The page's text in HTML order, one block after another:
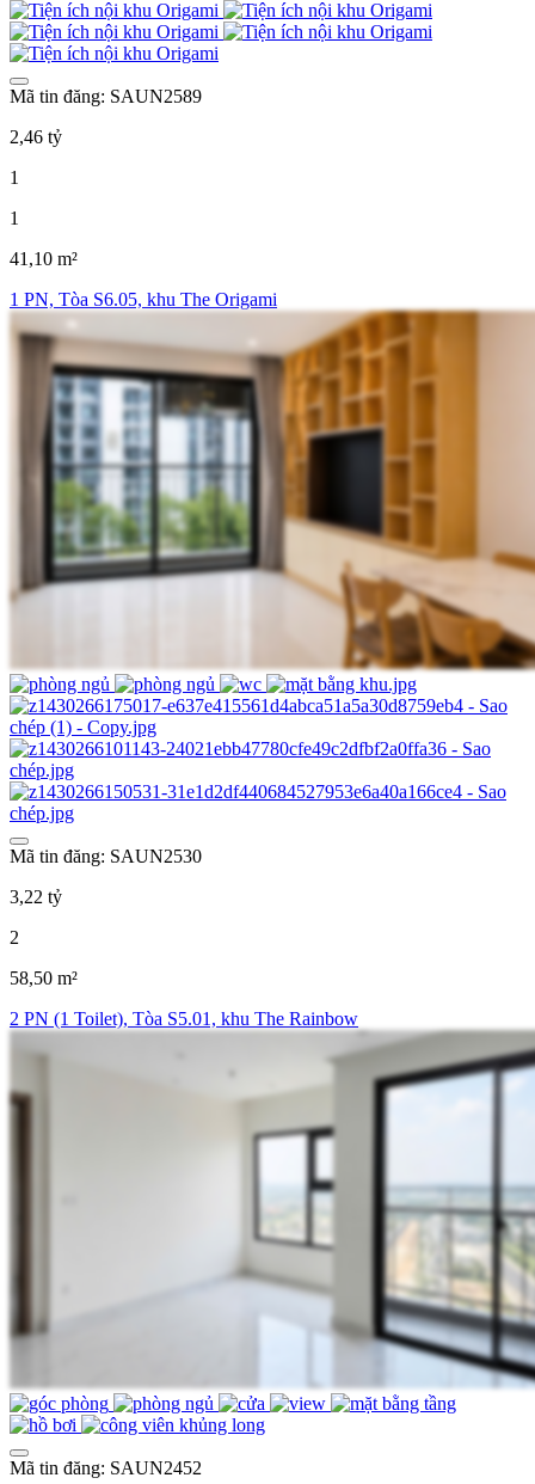
Mã tin đăng: SAUN2589
2,46 tỷ
1
1
41,10 m²
1 PN, Tòa S6.05, khu The Origami
Mã tin đăng: SAUN2530
3,22 tỷ
2
58,50 m²
2 PN (1 Toilet), Tòa S5.01, khu The Rainbow
Mã tin đăng: SAUN2452